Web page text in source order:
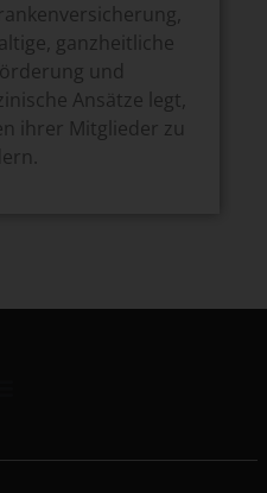
ganzheitliche
und
Ansätze legt,
ihrer Mitglieder zu